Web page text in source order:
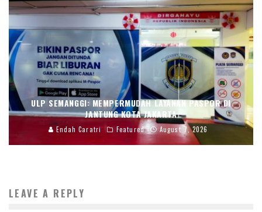
ULP SEMANGGI: MEMPERMUDAH LAYANAN PASPOR DI
JANTUNG KOTA JAKARTA
Endah Caratri Featured August 7, 2026
LEAVE A REPLY